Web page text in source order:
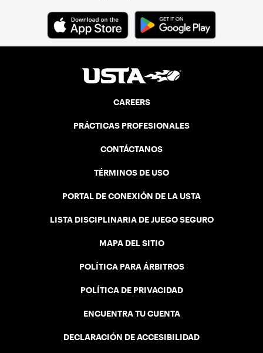
CAREERS
PRÁCTICAS PROFESIONALES
CONTÁCTANOS
TÉRMINOS DE USO
PORTAL DE CONEXIÓN DE LA USTA
LISTA DISCIPLINARIA DE JUEGO SEGURO
MAPA DEL SITIO
POLÍTICA PARA ÁRBITROS
POLÍTICA DE PRIVACIDAD
ENCUENTRA TU CUENTA
DECLARACIÓN DE ACCESIBILIDAD